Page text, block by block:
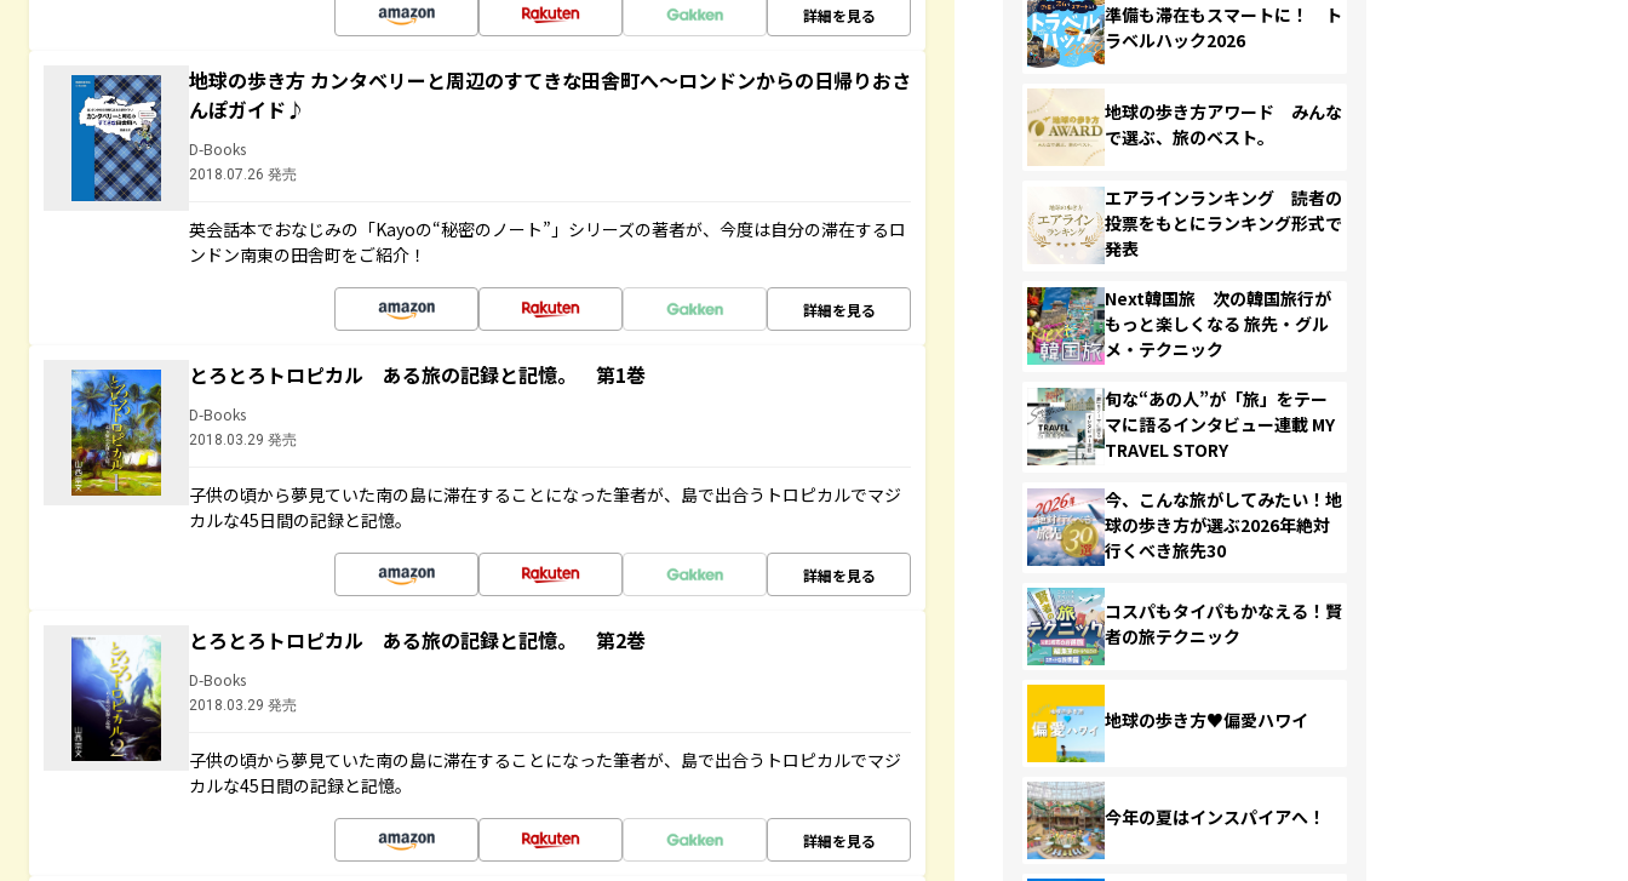
詳細を見る
地球の歩き方 カンタベリーと周辺のすてきな田舎町へ～ロンドンからの日帰りおさ
んぽガイド♪
D-Books
2018.07.26 発売
英会話本でおなじみの「Kayoの“秘密のノート”」シリーズの著者が、今度は自分の滞在するロ
ンドン南東の田舎町をご紹介！
詳細を見る
とろとろトロピカル ある旅の記録と記憶。 第1巻
D-Books
2018.03.29 発売
子供の頃から夢見ていた南の島に滞在することになった筆者が、島で出合うトロピカルでマジ
カルな45日間の記録と記憶。
詳細を見る
とろとろトロピカル ある旅の記録と記憶。 第2巻
D-Books
2018.03.29 発売
子供の頃から夢見ていた南の島に滞在することになった筆者が、島で出合うトロピカルでマジ
カルな45日間の記録と記憶。
詳細を見る
準備も滞在もスマートに！ ト
ラベルハック2026
地球の歩き方アワード みんな
で選ぶ、旅のベスト。
エアラインランキング 読者の
投票をもとにランキング形式で
発表
Next韓国旅 次の韓国旅行が
もっと楽しくなる 旅先・グル
メ・テクニック
旬な“あの人”が「旅」をテー
マに語るインタビュー連載 MY
TRAVEL STORY
今、こんな旅がしてみたい！地
球の歩き方が選ぶ2026年絶対
行くべき旅先30
コスパもタイパもかなえる！賢
者の旅テクニック
地球の歩き方♥偏愛ハワイ
今年の夏はインスパイアへ！